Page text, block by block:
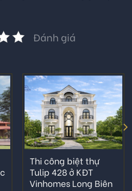
Đánh giá
Thi công biệt thự
Tulip 428 ở KĐT
Vinhomes Long Biên